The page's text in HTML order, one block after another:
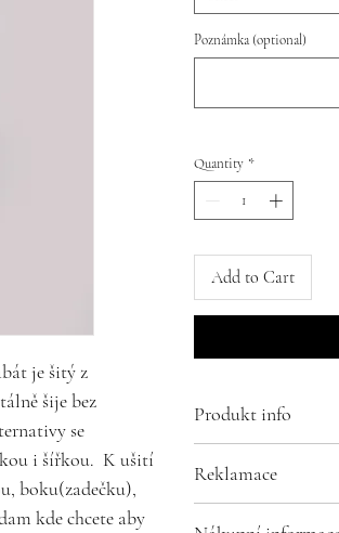
je šitý z
šije bez
se
i šířkou. K ušití
boku(zadečku),
kde chcete aby
Poznámka (optional)
Quantity *
Add to Cart
Produkt info
100% Polyester
Reklamace